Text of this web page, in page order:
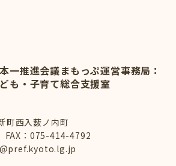
一推進会議まもっぷ運営事務局：
も・子育て総合支援室
町西入薮ノ内町
FAX：075-414-4792